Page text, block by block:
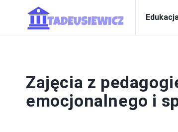
Zajęcia z
emocjonalnego i